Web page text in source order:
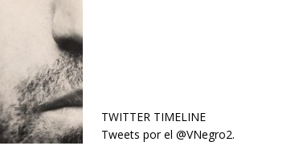
TWITTER TIMELINE
Tweets por el @VNegro2.